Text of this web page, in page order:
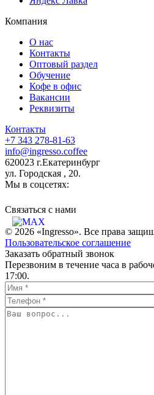
Компания
О нас
Контакты
Оптовый раздел
Обучение
Кофе в офис
Вакансии
Реквизиты
Контакты
+7 343 278-81-63
info@ingresso.coffee
620023 г.Екатеринбург
ул. Городская , 20.
Мы в соцсетях:
Связаться c нами
© 2026 «Ingresso». Все права
Пользовательское соглашение
Заказать обратный звонок
Перезвоним в течение часа в
17:00.